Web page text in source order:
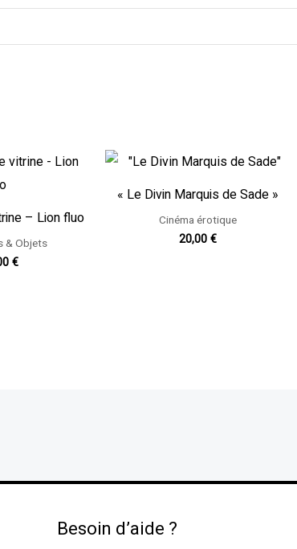
– Lion fluo
& Objets
€
« Le Divin Marquis de Sade »
Cinéma érotique
20,00€
Besoin d’aide ?